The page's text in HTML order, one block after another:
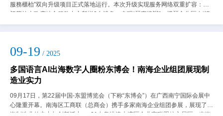
服務櫃枱”双向升级项目正式落地运行。本次升级实现服务网络双重扩容：澳
门慕拉士政府綜合服務中心新增3台设备，实现“琴事澳辦”。横琴合作区在“澳
门新街坊”既有1台设备基础...
09-19 / 2025
多国语言AI出海数字人圈粉东博会！南海企业组团展现制
造业实力
09月17日，第22届中国-东盟博览会（下称“东博会”）在广西南宁国际会展中
心隆重开幕。南海区工商联（总商会）携手多家南海企业组团参展，展现了南
海制造业的实力与创新活力。 01在粤港澳大湾区企业家联盟核心展区，南海